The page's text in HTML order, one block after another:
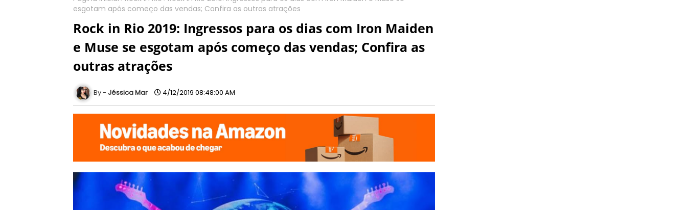
esgotam após começo das vendas; Confira as outras atrações
Rock in Rio 2019: Ingressos para os dias com Iron Maiden
e Muse se esgotam após começo das vendas; Confira as
outras atrações
Jéssica Mar 4/12/2019 08:48:00 AM